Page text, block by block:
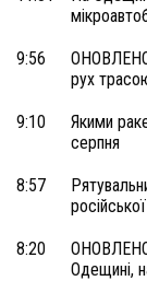
9:56
рух
9:10
Якими
серпня
8:57
8:20
ОНОВЛЕНО.
Одещині,